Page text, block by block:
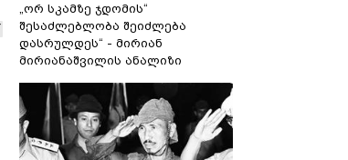
„ორ სკამზე ჯდომის“
შესაძლებლობა შეიძლება
დასრულდეს“ - მირიან
მირიანაშვილის ანალიზი